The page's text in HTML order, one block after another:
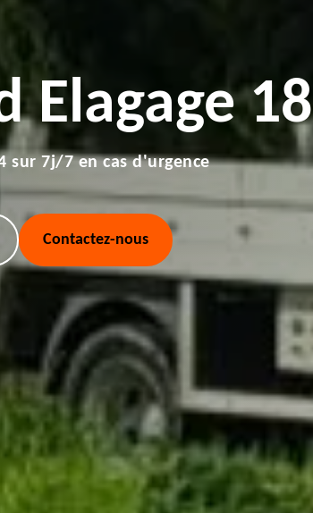
Elagage 18
sur 7j/7 en cas d'urgence
Contactez-nous